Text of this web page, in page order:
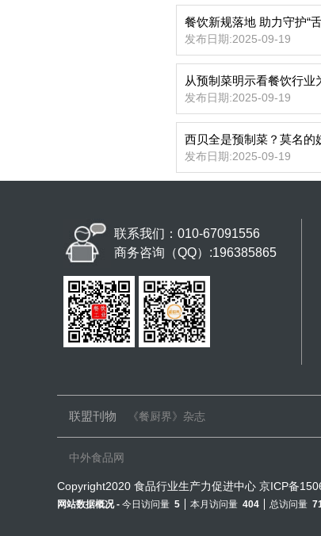
餐饮新规落地 助力守护“
发布日期:2025-09-19
从预制菜明示看餐饮行业
发布日期:2025-09-19
西贝全是预制菜？莫名的
发布日期:2025-09-19
联系我们：010-67091556
商务咨询（QQ）:196385865
联盟刊物 《餐厨界》杂志
中外食品网
Copyright2020 食品行业生产力促进中心 京ICP备
网站数据概况 - 今日访问量 5 本月访问量 404 总访问量